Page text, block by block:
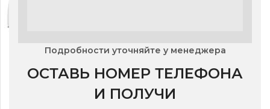
Подробности уточняйте у менеджера
ОСТАВЬ НОМЕР ТЕЛЕФОНА
И ПОЛУЧИ
Сплит- система
Hisense AS-
09UW4RYDDB05